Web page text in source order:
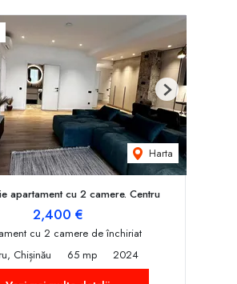
Harta
Next
apartament cu 2 camere. Centru
2,400 €
cu 2 camere de închiriat
Chișinău
65 mp
2024